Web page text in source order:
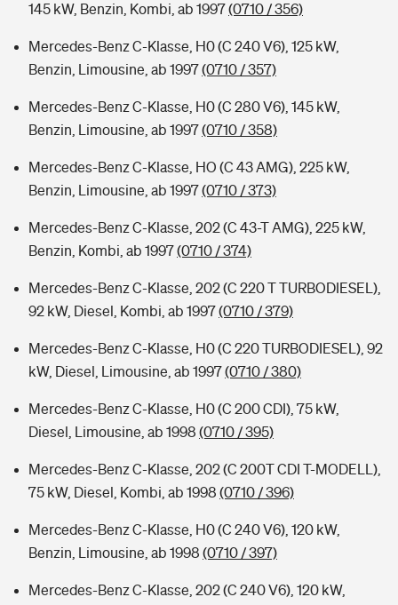
145 kW, Benzin, Kombi, ab 1997(0710 / 356)
Mercedes-Benz C-Klasse, H0 (C 240 V6), 125 kW,
Benzin, Limousine, ab 1997(0710 / 357)
Mercedes-Benz C-Klasse, H0 (C 280 V6), 145 kW,
Benzin, Limousine, ab 1997(0710 / 358)
Mercedes-Benz C-Klasse, HO (C 43 AMG), 225 kW,
Benzin, Limousine, ab 1997(0710 / 373)
Mercedes-Benz C-Klasse, 202 (C 43-T AMG), 225 kW,
Benzin, Kombi, ab 1997(0710 / 374)
Mercedes-Benz C-Klasse, 202 (C 220 T TURBODIESEL),
92 kW, Diesel, Kombi, ab 1997(0710 / 379)
Mercedes-Benz C-Klasse, H0 (C 220 TURBODIESEL), 92
kW, Diesel, Limousine, ab 1997(0710 / 380)
Mercedes-Benz C-Klasse, H0 (C 200 CDI), 75 kW,
Diesel, Limousine, ab 1998 (0710 / 395)
Mercedes-Benz C-Klasse, 202 (C 200T CDI T-MODELL),
75 kW, Diesel, Kombi, ab 1998 (0710 / 396)
Mercedes-Benz C-Klasse, H0 (C 240 V6), 120 kW,
Benzin, Limousine, ab 1998 (0710 / 397)
Mercedes-Benz C-Klasse, 202 (C 240 V6), 120 kW,